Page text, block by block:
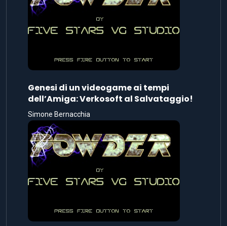
Genesi di un videogame ai tempi
dell’Amiga: Verkosoft al Salvataggio!
Simone Bernacchia